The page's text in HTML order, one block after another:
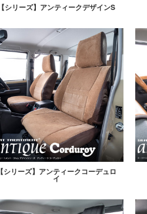
【シリーズ】アンティークデザインS
【シリーズ】アンティークコーデュロ
イ